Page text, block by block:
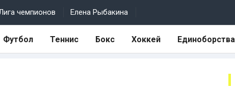
чемпионов Елена Рыбакина
Футбол Теннис Бокс Хоккей Единоборства